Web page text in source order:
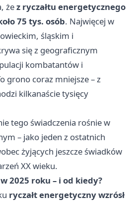
żez ryczałtu energetycznego
75 tys. osób. Najwięcej w
śląskim i
się z geograficznym
kombatantów i
grono coraz mniejsze – z
kilkanaście tysięcy
tego świadczenia rośnie w
– jako jeden z ostatnich
żyjących jeszcze świadków
XX wieku.
2025 roku – i od kiedy?
ryczałt energetyczny wzrósł